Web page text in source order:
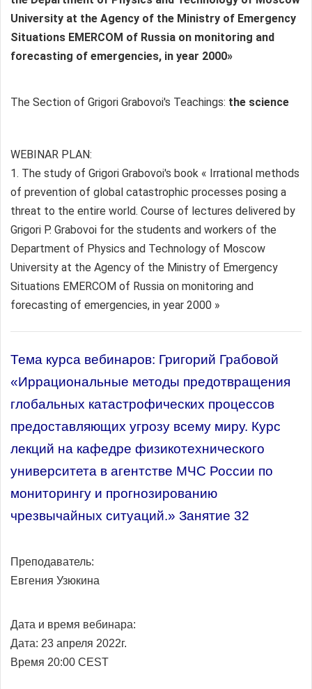
University at the Agency of the Ministry of Emergency
Situations EMERCOM of Russia on monitoring and
forecasting of emergencies, in year 2000»
The Section of Grigori Grabovoi's Teachings: the science
WEBINAR PLAN:
1. The study of Grigori Grabovoi's book « Irrational methods
of prevention of global catastrophic processes posing a
threat to the entire world. Course of lectures delivered by
Grigori P. Grabovoi for the students and workers of the
Department of Physics and Technology of Moscow
University at the Agency of the Ministry of Emergency
Situations EMERCOM of Russia on monitoring and
forecasting of emergencies, in year 2000 »
Тема курса вебинаров: Григорий Грабовой
«Иррациональные методы предотвращения
глобальных катастрофических процессов
предоставляющих угрозу всему миру. Курс
лекций на кафедре физикотехнического
университета в агентстве МЧС России по
мониторингу и прогнозированию
чрезвычайных ситуаций.» Занятие 32
Преподаватель:
Евгения Узюкина
Дата и время вебинара:
Дата: 23 апреля 2022г.
Время 20:00 CEST